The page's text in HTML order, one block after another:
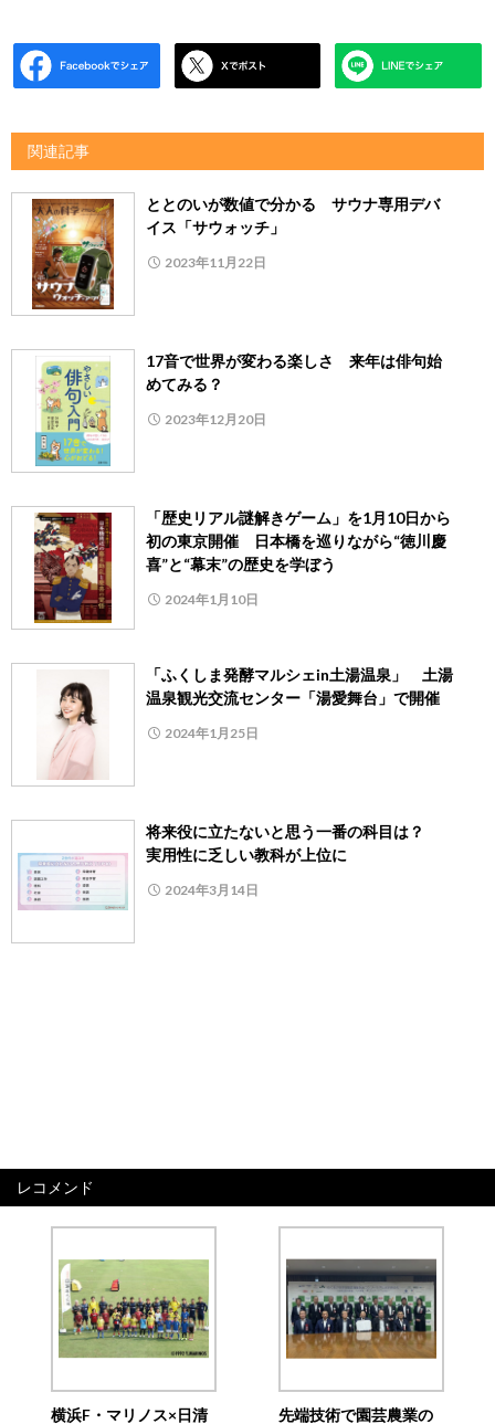
関連記事
ととのいが数値で分かる サウナ専用デバ
イス「サウォッチ」
2023年11月22日
17音で世界が変わる楽しさ 来年は俳句始
めてみる？
2023年12月20日
「歴史リアル謎解きゲーム」を1月10日から
初の東京開催 日本橋を巡りながら“徳川慶
喜”と“幕末”の歴史を学ぼう
2024年1月10日
「ふくしま発酵マルシェin土湯温泉」 土湯
温泉観光交流センター「湯愛舞台」で開催
2024年1月25日
将来役に立たないと思う一番の科目は？
実用性に乏しい教科が上位に
2024年3月14日
レコメンド
横浜F・マリノス×日清 先端技術で園芸農業の